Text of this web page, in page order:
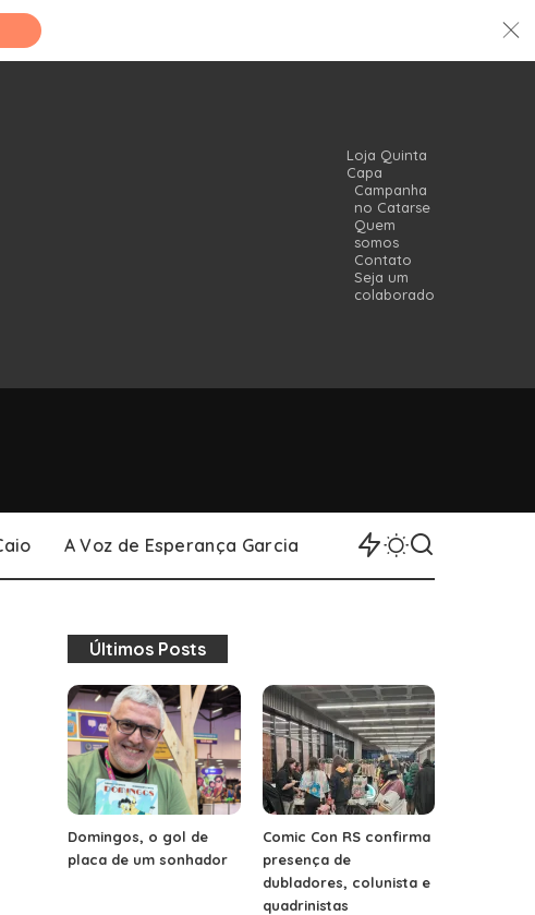
Loja Quinta
Capa
Campanha
no Catarse
Quem
somos
Contato
Seja um
colaborador
A Voz de Esperança Garcia
Últimos Posts
Domingos, o gol de
placa de um sonhador
Comic Con RS confirma
presença de
dubladores, colunista e
quadrinistas